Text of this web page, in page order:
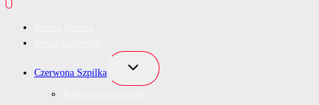
Czerwona Szpilka
Przełącz
podrzędne